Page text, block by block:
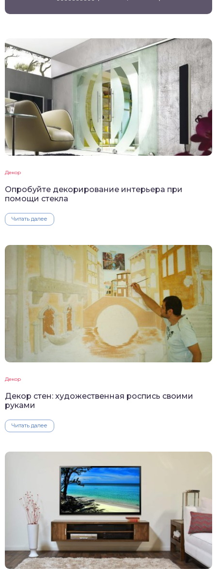
Декор
Опробуйте декорирование интерьера при
помощи стекла
Читать далее
Декор
Декор стен: художественная роспись своими
руками
Читать далее